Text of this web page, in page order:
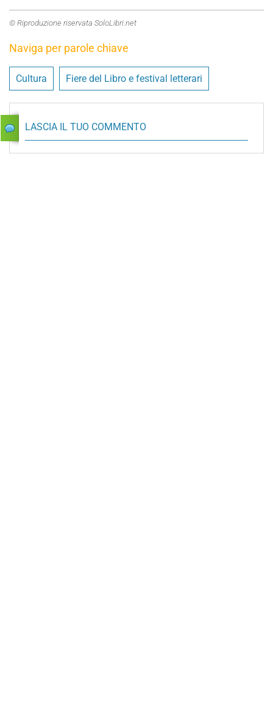
© Riproduzione riservata SoloLibri.net
Naviga per parole chiave
Cultura Fiere del Libro e festival letterari
LASCIA IL TUO COMMENTO